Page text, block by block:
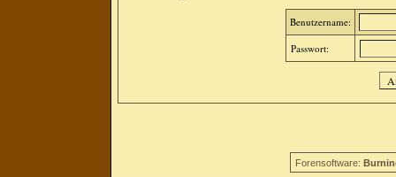
Benutzername:
Passwort:
Forensoftware: